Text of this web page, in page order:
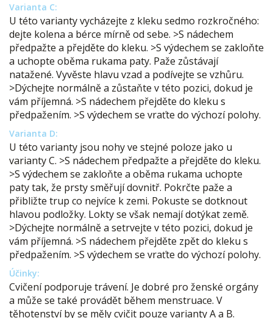
Varianta C:
U této varianty vycházejte z kleku sedmo rozkročného:
dejte kolena a bérce mírně od sebe. >S nádechem
předpažte a přejděte do kleku. >S výdechem se zakloňte
a uchopte oběma rukama paty. Paže zůstávají
natažené. Vyvěste hlavu vzad a podívejte se vzhůru.
>Dýchejte normálně a zůstaňte v této pozici, dokud je
vám příjemná. >S nádechem přejděte do kleku s
předpažením. >S výdechem se vraťte do výchozí polohy.
Varianta D:
U této varianty jsou nohy ve stejné poloze jako u
varianty C. >S nádechem předpažte a přejděte do kleku.
>S výdechem se zakloňte a oběma rukama uchopte
paty tak, že prsty směřují dovnitř. Pokrčte paže a
přibližte trup co nejvíce k zemi. Pokuste se dotknout
hlavou podložky. Lokty se však nemají dotýkat země.
>Dýchejte normálně a setrvejte v této pozici, dokud je
vám příjemná. >S nádechem přejděte zpět do kleku s
předpažením. >S výdechem se vraťte do výchozí polohy.
Účinky:
Cvičení podporuje trávení. Je dobré pro ženské orgány
a může se také provádět během menstruace. V
těhotenství by se měly cvičit pouze varianty A a B.